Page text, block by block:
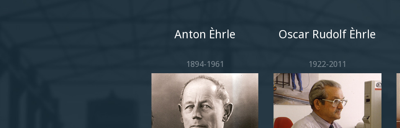
Anton Èhrle
1894-1961
Oscar Rudolf Èhrle
1922-2011